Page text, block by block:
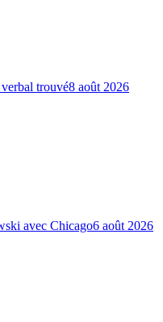
trouvé8 août 2026
avec Chicago6 août 2026